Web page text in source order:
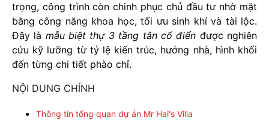
trọng, công trình còn chinh phục chủ đầu tư nhờ mặt
bằng công năng khoa học, tối ưu sinh khí và tài lộc.
Đây là mẫu biệt thự 3 tầng tân cổ điển được nghiên
cứu kỹ lưỡng từ tỷ lệ kiến trúc, hướng nhà, hình khối
đến từng chi tiết phào chỉ.
NỘI DUNG CHÍNH
Thông tin tổng quan dự án Mr Hai's Villa